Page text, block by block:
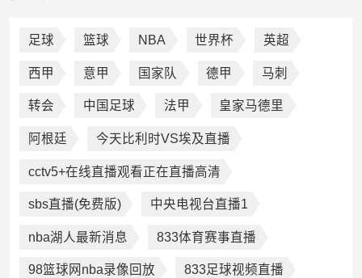
足球 篮球 NBA 世界杯 英超
西甲 意甲 国家队 德甲 马刺
转会 中国足球 法甲 皇家马德里
阿根廷 今天比利时VS埃及直播
cctv5+在线直播观看正在直播高清
sbs直播(免费版) 中央电视台直播1
nba湖人最新消息 833体育赛事直播
98篮球网nba录像回放 833足球视频直播